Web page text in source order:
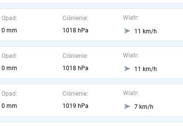
Opad:
0 mm
Ciśnienie:
1018 hPa
Wiatr:
11 km/h
Opad:
0 mm
Ciśnienie:
1018 hPa
Wiatr:
11 km/h
Opad:
0 mm
Ciśnienie:
1019 hPa
Wiatr:
7 km/h